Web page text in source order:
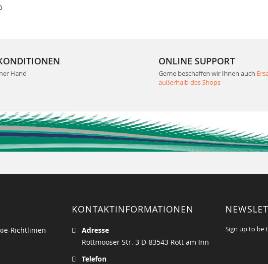
Hand
ONLINE SUPPORT
Gerne beschaffen wir Ihnen auch
außerhalb des Shops
Richtlinien
KONTAKTINFORMATIONEN
Adresse
Rottmooser Str. 3 D-83543 Rott am Inn
Telefon
Sign up to be